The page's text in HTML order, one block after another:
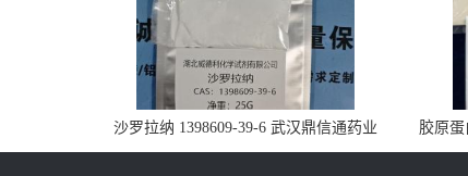
沙罗拉纳 1398609-39-6 武汉鼎信通药业
胶原